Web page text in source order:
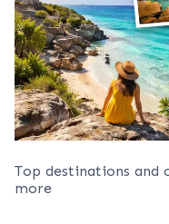
Top destinations and
more